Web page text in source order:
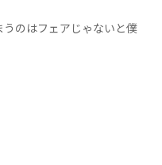
のはフェアじゃないと僕